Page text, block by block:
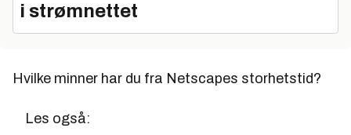
i strømnettet
Hvilke minner har du fra Netscapes storhetstid?
Les også: